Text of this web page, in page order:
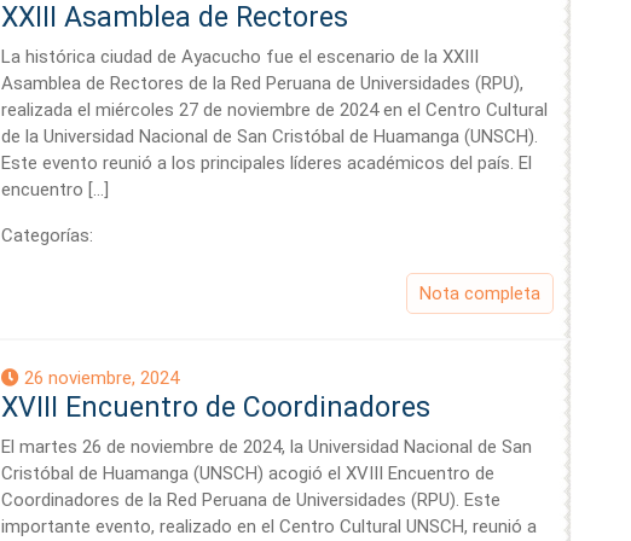
XXIII Asamblea de Rectores
La histórica ciudad de Ayacucho fue el escenario de la XXIII
Asamblea de Rectores de la Red Peruana de Universidades (RPU),
realizada el miércoles 27 de noviembre de 2024 en el Centro Cultural
de la Universidad Nacional de San Cristóbal de Huamanga (UNSCH).
Este evento reunió a los principales líderes académicos del país. El
encuentro […]
Categorías:
Nota completa
26 noviembre, 2024
XVIII Encuentro de Coordinadores
El martes 26 de noviembre de 2024, la Universidad Nacional de San
Cristóbal de Huamanga (UNSCH) acogió el XVIII Encuentro de
Coordinadores de la Red Peruana de Universidades (RPU). Este
importante evento, realizado en el Centro Cultural UNSCH, reunió a